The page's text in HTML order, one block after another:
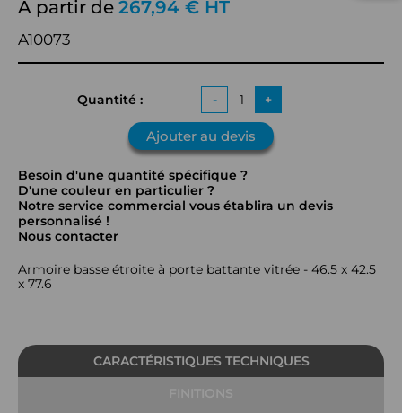
À partir de 267,94 € HT
A10073
Quantité : - +
Ajouter au devis
Besoin d'une quantité spécifique ?
D'une couleur en particulier ?
Notre service commercial vous établira un devis
personnalisé !
Nous contacter
Armoire basse étroite à porte battante vitrée - 46.5 x 42.5
x 77.6
CARACTÉRISTIQUES TECHNIQUES